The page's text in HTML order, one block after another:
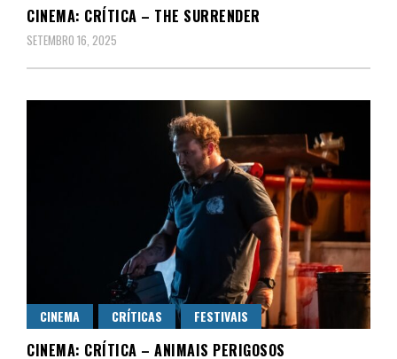
CINEMA: CRÍTICA – THE SURRENDER
SETEMBRO 16, 2025
CINEMA CRÍTICAS FESTIVAIS
CINEMA: CRÍTICA – ANIMAIS PERIGOSOS